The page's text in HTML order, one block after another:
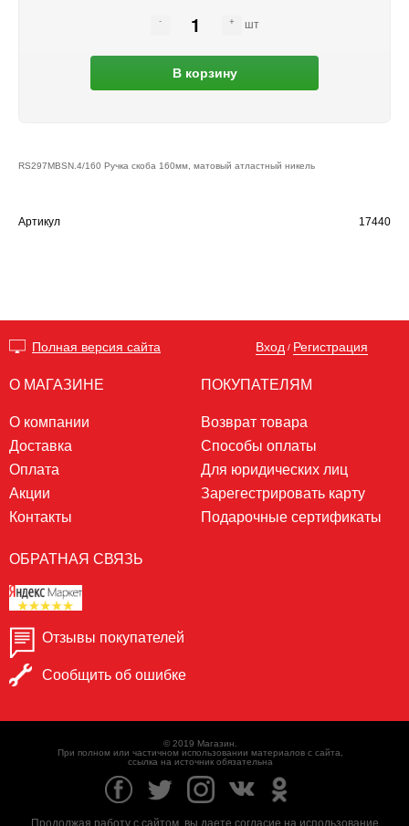
шт
В корзину
RS297MBSN.4/160 Ручка скоба 160мм, матовый атластный никель
Артикул 17440
Полная версия сайта Вход / Регистрация
О МАГАЗИНЕ
О компании
Доставка
Оплата
Акции
Контакты
ПОКУПАТЕЛЯМ
Возврат товара
Способы оплаты
Для юридических лиц
Зарегестрировать карту
Подарочные сертификаты
ОБРАТНАЯ СВЯЗЬ
Отзывы покупателей
Сообщить об ошибке
© 2019 Магазин.
При полном или частичном использовании материалов с сайта,
ссылка на источник обязательна
Продолжая работу с сайтом, вы даете согласие на использование